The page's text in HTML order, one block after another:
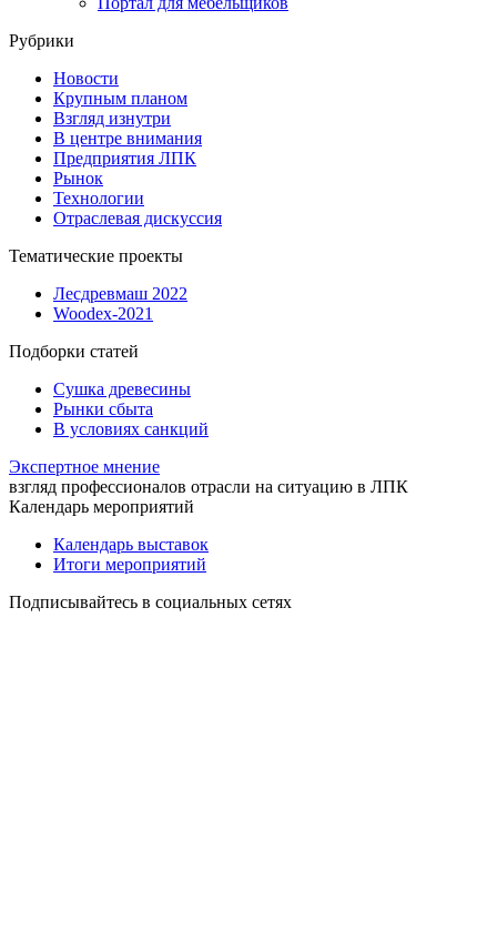
Рубрики
Новости
Крупным планом
Взгляд изнутри
В центре внимания
Предприятия ЛПК
Рынок
Технологии
Отраслевая дискуссия
Тематические проекты
Лесдревмаш 2022
Woodex-2021
Подборки статей
Сушка древесины
Рынки сбыта
В условиях санкций
Экспертное мнение
взгляд профессионалов отрасли на ситуацию в ЛПК
Календарь мероприятий
Календарь выставок
Итоги мероприятий
Подписывайтесь в социальных сетях